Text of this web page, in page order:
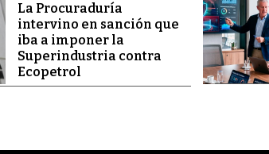
La Procuraduría
intervino en sanción que
iba a imponer la
Superindustria contra
Ecopetrol